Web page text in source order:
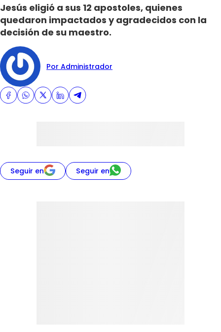
Jesús eligió a sus 12 apostoles, quienes
quedaron impactados y agradecidos con la
decisión de su maestro.
Por Administrador
Seguir en Seguir en
Todos Los Programas